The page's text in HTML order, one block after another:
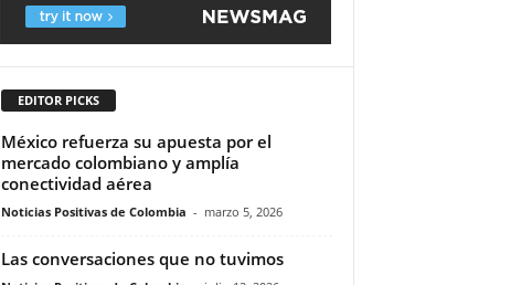
EDITOR PICKS
México refuerza su apuesta por el
mercado colombiano y amplía
conectividad aérea
Noticias Positivas de Colombia - marzo 5, 2026
Las conversaciones que no tuvimos